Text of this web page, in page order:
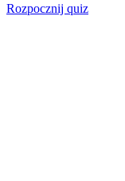
Rozpocznij quiz